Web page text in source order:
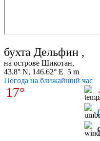
бухта Дельфин ,
на острове Шикотан,
43.8° N, 146.62° E 5 m
Погода на ближайший час
17°